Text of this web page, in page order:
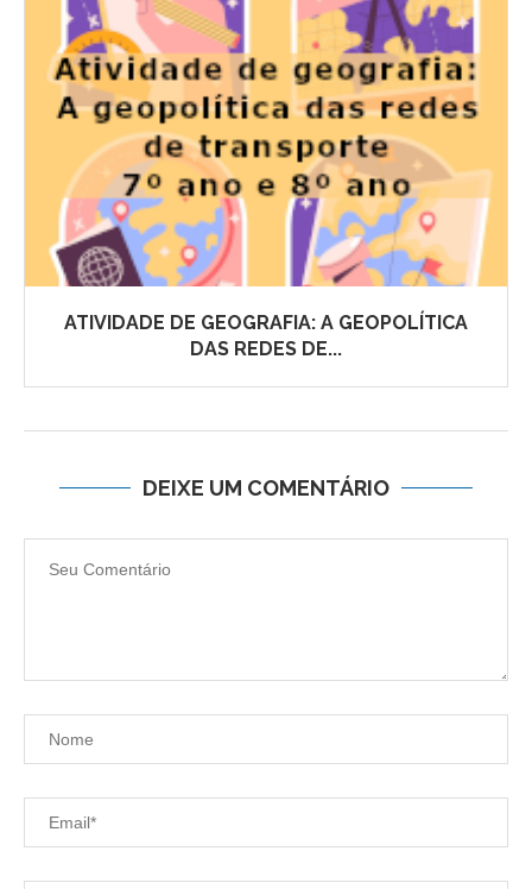
ATIVIDADE DE GEOGRAFIA: A GEOPOLÍTICA
DAS REDES DE...
DEIXE UM COMENTÁRIO